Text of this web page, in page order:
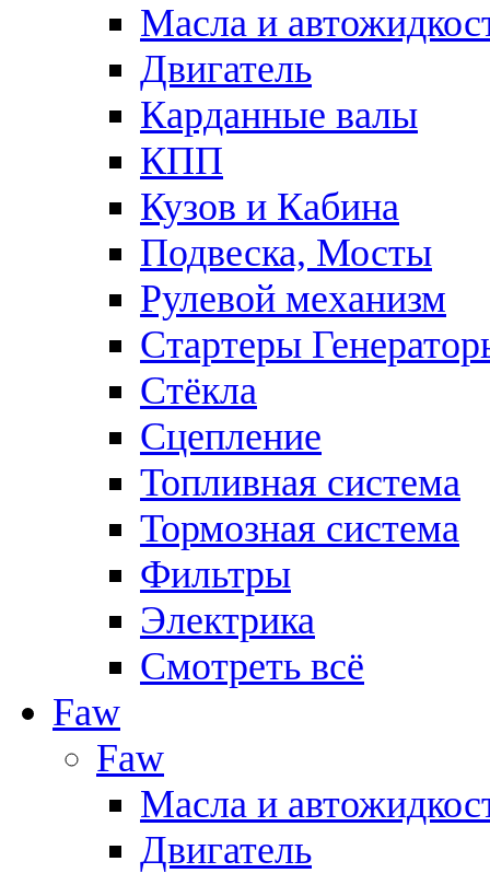
Масла и
Двигатель
Карданные валы
КПП
Кузов и Кабина
Подвеска, Мосты
Рулевой механизм
Стартеры
Стёкла
Сцепление
Топливная система
Тормозная система
Фильтры
Электрика
Смотреть всё
Faw
Faw
Масла и
Двигатель